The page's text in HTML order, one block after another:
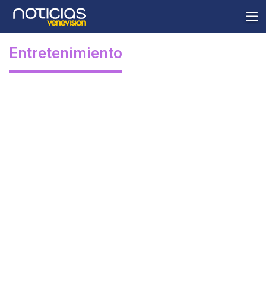
Entretenimiento